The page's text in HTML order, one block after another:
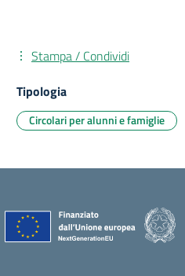
Stampa / Condividi
Tipologia
Circolari per alunni e famiglie